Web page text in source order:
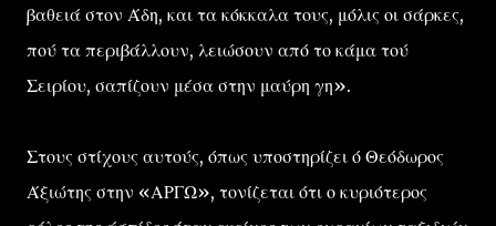
βαθειά στον Άδη, και τα κόκκαλα τους, μόλις οι σάρκες,
πού τα περιβάλλουν, λειώσουν από το κάμα τού
Σειρίου, σαπίζουν μέσα στην μαύρη γη».
Στους στίχους αυτούς, όπως υποστηρίζει ό Θεόδωρος
Άξιώτης στην «ΑΡΓΩ», τονίζεται ότι ο κυριότερος